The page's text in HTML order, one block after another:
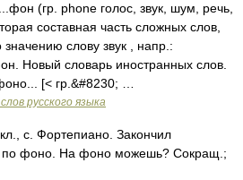
(гр. phone голос, звук, шум, речь,
составная часть сложных слов,
слову звук , напр.:
Новый словарь иностранных слов.
[< гр.&#8230; …
русского языка
с. Фортепиано. Закончил
по фоно. На фоно можешь? Сокращ.;